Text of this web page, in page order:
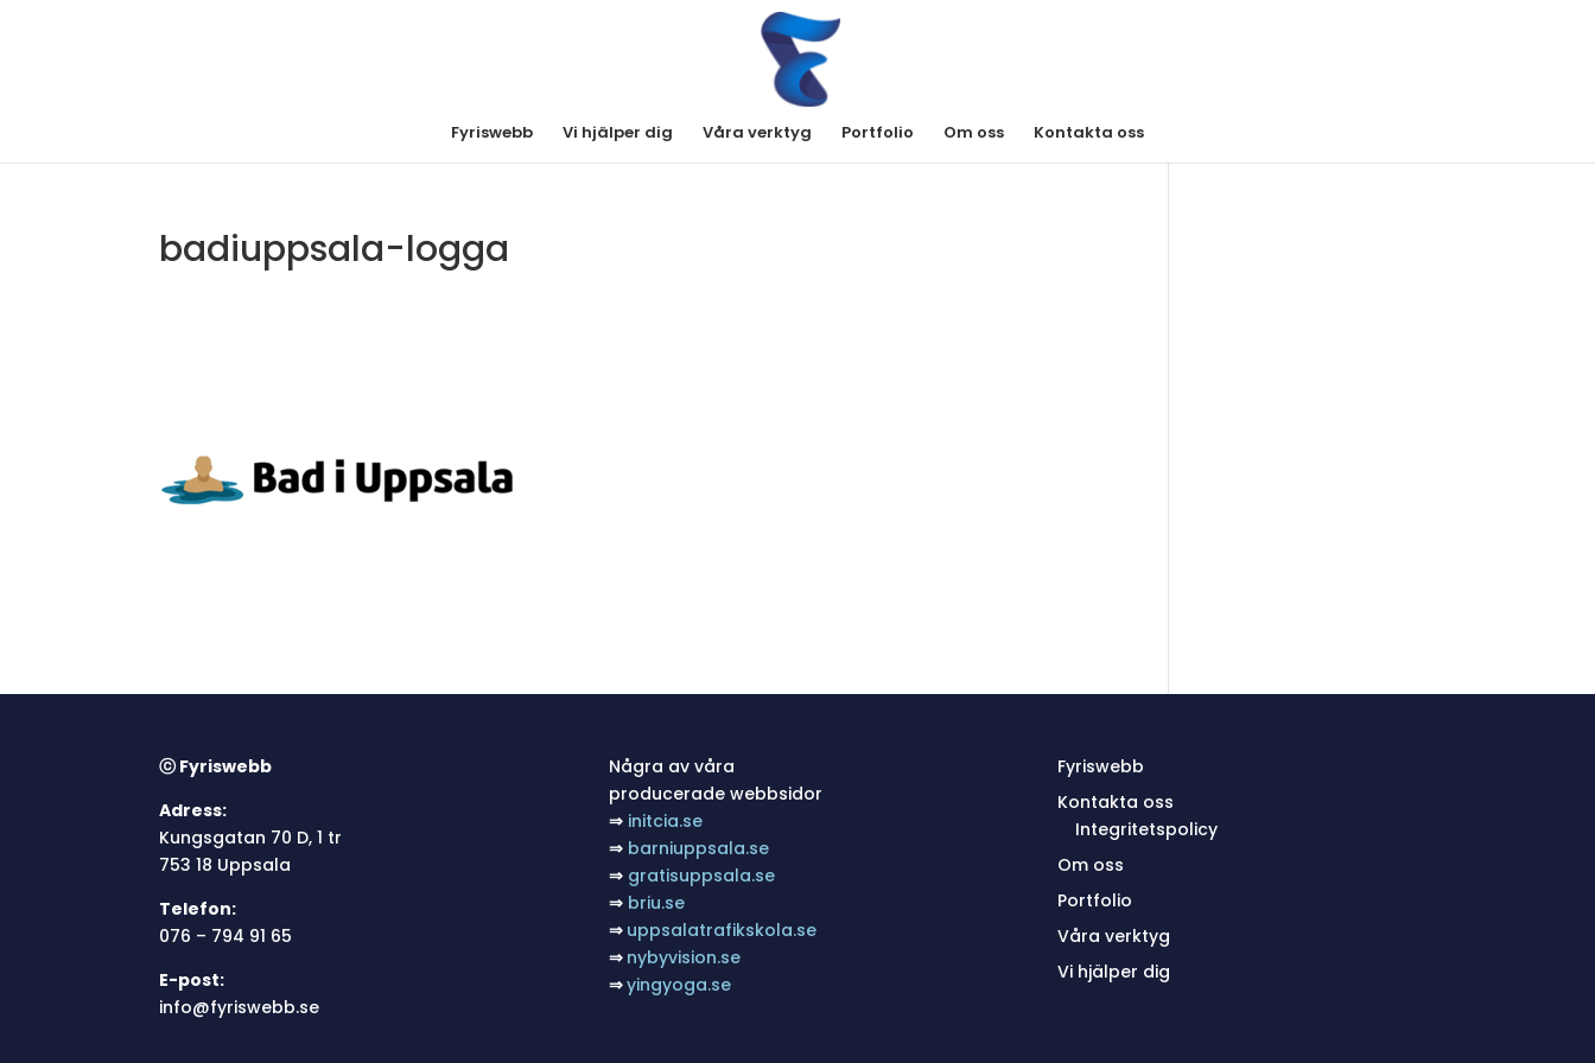
Fyriswebb Vi hjälper dig Våra verktyg Portfolio Om oss Kontakta oss
badiuppsala-logga
ⓒ Fyriswebb
Adress:
Kungsgatan 70 D, 1 tr
753 18 Uppsala
Telefon:
076 – 794 91 65
E-post:
info@fyriswebb.se
Några av våra
producerade webbsidor
⇒ initcia.se
⇒ barniuppsala.se
⇒ gratisuppsala.se
⇒ briu.se
⇒ uppsalatrafikskola.se
⇒ nybyvision.se
⇒yingyoga.se
Fyriswebb
Kontakta oss
Integritetspolicy
Om oss
Portfolio
Våra verktyg
Vi hjälper dig